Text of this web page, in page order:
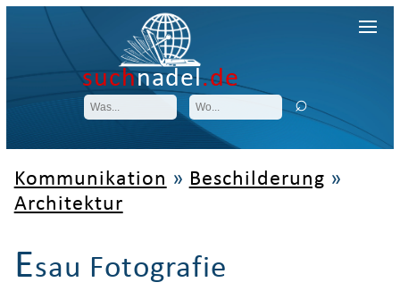
suchnadel.de
Kommunikation » Beschilderung »
Architektur
Esau Fotografie